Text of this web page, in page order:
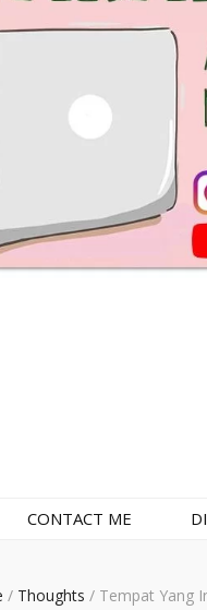
CONTACT ME
/ Thoughts / Tempat Yang